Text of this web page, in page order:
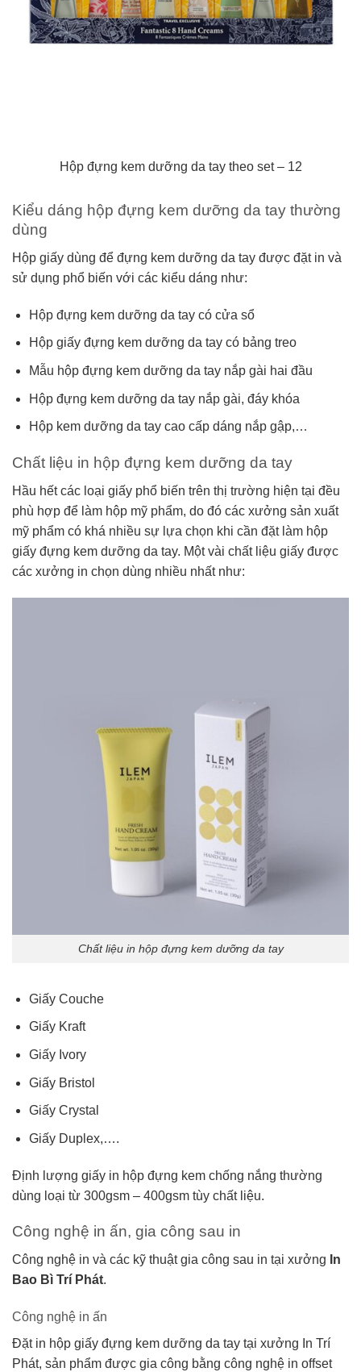
Hộp đựng kem dưỡng da tay theo set – 12
Kiểu dáng hộp đựng kem dưỡng da tay thường
dùng
Hộp giấy dùng để đựng kem dưỡng da tay được đặt in và
sử dụng phổ biến với các kiểu dáng như:
Hộp đựng kem dưỡng da tay có cửa sổ
Hộp giấy đựng kem dưỡng da tay có bảng treo
Mẫu hộp đựng kem dưỡng da tay nắp gài hai đầu
Hộp đựng kem dưỡng da tay nắp gài, đáy khóa
Hộp kem dưỡng da tay cao cấp dáng nắp gập,…
Chất liệu in hộp đựng kem dưỡng da tay
Hầu hết các loại giấy phổ biến trên thị trường hiện tại đều
phù hợp để làm hộp mỹ phẩm, do đó các xưởng sản xuất
mỹ phẩm có khá nhiều sự lựa chọn khi cần đặt làm hộp
giấy đựng kem dưỡng da tay. Một vài chất liệu giấy được
các xưởng in chọn dùng nhiều nhất như:
Chất liệu in hộp đựng kem dưỡng da tay
Giấy Couche
Giấy Kraft
Giấy Ivory
Giấy Bristol
Giấy Crystal
Giấy Duplex,….
Định lượng giấy in hộp đựng kem chống nắng thường
dùng loại từ 300gsm – 400gsm tùy chất liệu.
Công nghệ in ấn, gia công sau in
Công nghệ in và các kỹ thuật gia công sau in tại xưởng In
Bao Bì Trí Phát.
Công nghệ in ấn
Đặt in hộp giấy đựng kem dưỡng da tay tại xưởng In Trí
Phát, sản phẩm được gia công bằng công nghệ in offset